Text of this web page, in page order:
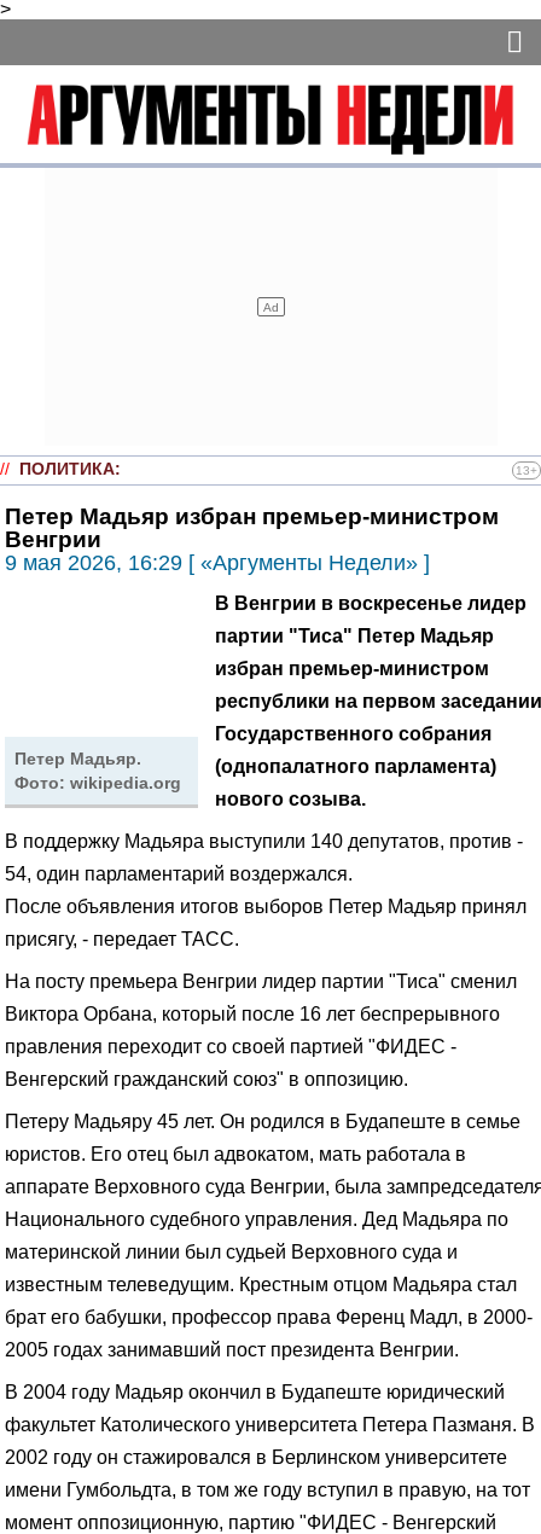
>
// ПОЛИТИКА: 13+
Петер Мадьяр избран премьер-министром
Венгрии
9 мая 2026, 16:29 [ «Аргументы Недели» ]
Петер Мадьяр.
Фото: wikipedia.org
В Венгрии в воскресенье лидер
партии "Тиса" Петер Мадьяр
избран премьер-министром
республики на первом заседании
Государственного собрания
(однопалатного парламента)
нового созыва.
В поддержку Мадьяра выступили 140 депутатов, против -
54, один парламентарий воздержался.
После объявления итогов выборов Петер Мадьяр принял
присягу, - передает ТАСС.
На посту премьера Венгрии лидер партии "Тиса" сменил
Виктора Орбана, который после 16 лет беспрерывного
правления переходит со своей партией "ФИДЕС -
Венгерский гражданский союз" в оппозицию.
Петеру Мадьяру 45 лет. Он родился в Будапеште в семье
юристов. Его отец был адвокатом, мать работала в
аппарате Верховного суда Венгрии, была
Национального судебного управления. Дед Мадьяра по
материнской линии был судьей Верховного суда и
известным телеведущим. Крестным отцом Мадьяра стал
брат его бабушки, профессор права Ференц Мадл, в 2000-
2005 годах занимавший пост президента Венгрии.
В 2004 году Мадьяр окончил в Будапеште юридический
факультет Католического университета Петера Пазманя. В
2002 году он стажировался в Берлинском университете
имени Гумбольдта, в том же году вступил в правую, на тот
момент оппозиционную, партию "ФИДЕС - Венгерский